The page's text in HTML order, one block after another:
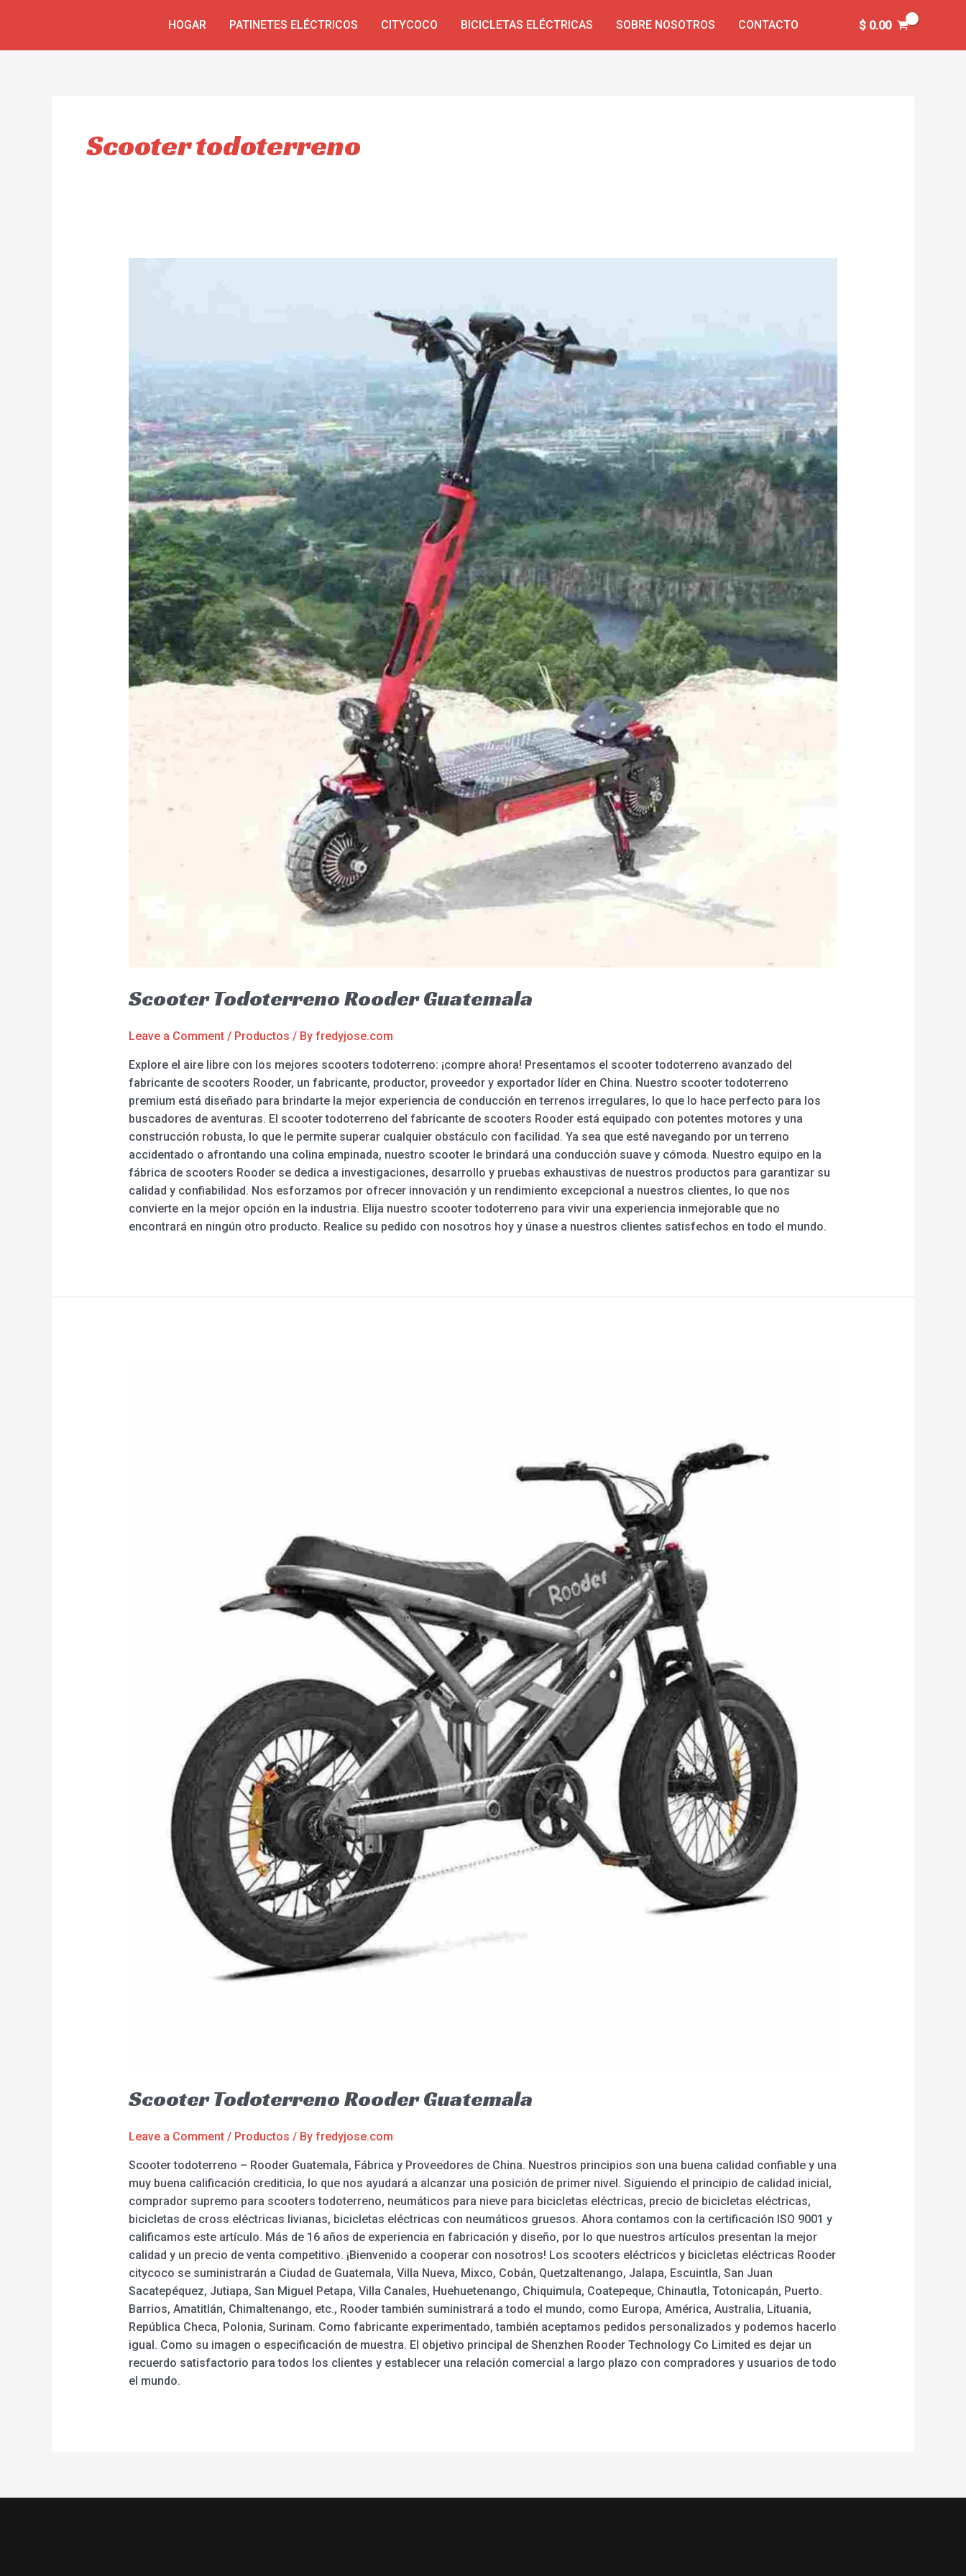
HOGAR PATINETES ELÉCTRICOS CITYCOCO BICICLETAS ELÉCTRICAS SOBRE NOSOTROS CONTACTO $0.00
Scooter todoterreno
Scooter Todoterreno Rooder Guatemala
Leave a Comment / Productos / By fredyjose.com
Explore el aire libre con los mejores scooters todoterreno: ¡compre ahora! Presentamos el scooter todoterreno avanzado del
fabricante de scooters Rooder, un fabricante, productor, proveedor y exportador líder en China. Nuestro scooter todoterreno
premium está diseñado para brindarte la mejor experiencia de conducción en terrenos irregulares, lo que lo hace perfecto para los
buscadores de aventuras. El scooter todoterreno del fabricante de scooters Rooder está equipado con potentes motores y una
construcción robusta, lo que le permite superar cualquier obstáculo con facilidad. Ya sea que esté navegando por un terreno
accidentado o afrontando una colina empinada, nuestro scooter le brindará una conducción suave y cómoda. Nuestro equipo en la
fábrica de scooters Rooder se dedica a investigaciones, desarrollo y pruebas exhaustivas de nuestros productos para garantizar su
calidad y confiabilidad. Nos esforzamos por ofrecer innovación y un rendimiento excepcional a nuestros clientes, lo que nos
convierte en la mejor opción en la industria. Elija nuestro scooter todoterreno para vivir una experiencia inmejorable que no
encontrará en ningún otro producto. Realice su pedido con nosotros hoy y únase a nuestros clientes satisfechos en todo el mundo.
Scooter Todoterreno Rooder Guatemala
Leave a Comment / Productos / By fredyjose.com
Scooter todoterreno – Rooder Guatemala, Fábrica y Proveedores de China. Nuestros principios son una buena calidad confiable y una
muy buena calificación crediticia, lo que nos ayudará a alcanzar una posición de primer nivel. Siguiendo el principio de calidad inicial,
comprador supremo para scooters todoterreno, neumáticos para nieve para bicicletas eléctricas, precio de bicicletas eléctricas,
bicicletas de cross eléctricas livianas, bicicletas eléctricas con neumáticos gruesos. Ahora contamos con la certificación ISO 9001 y
calificamos este artículo. Más de 16 años de experiencia en fabricación y diseño, por lo que nuestros artículos presentan la mejor
calidad y un precio de venta competitivo. ¡Bienvenido a cooperar con nosotros! Los scooters eléctricos y bicicletas eléctricas Rooder
citycoco se suministrarán a Ciudad de Guatemala, Villa Nueva, Mixco, Cobán, Quetzaltenango, Jalapa, Escuintla, San Juan
Sacatepéquez, Jutiapa, San Miguel Petapa, Villa Canales, Huehuetenango, Chiquimula, Coatepeque, Chinautla, Totonicapán, Puerto.
Barrios, Amatitlán, Chimaltenango, etc., Rooder también suministrará a todo el mundo, como Europa, América, Australia, Lituania,
República Checa, Polonia, Surinam. Como fabricante experimentado, también aceptamos pedidos personalizados y podemos hacerlo
igual. Como su imagen o especificación de muestra. El objetivo principal de Shenzhen Rooder Technology Co Limited es dejar un
recuerdo satisfactorio para todos los clientes y establecer una relación comercial a largo plazo con compradores y usuarios de todo
el mundo.